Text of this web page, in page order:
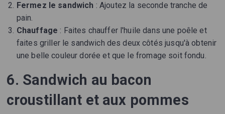
Fermez le sandwich : Ajoutez la seconde tranche de
pain.
Chauffage : Faites chauffer l'huile dans une poêle et
faites griller le sandwich des deux côtés jusqu'à obtenir
une belle couleur dorée et que le fromage soit fondu.
6. Sandwich au bacon
croustillant et aux pommes